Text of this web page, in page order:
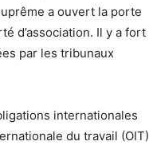
a ouvert la porte
d’association. Il y a fort
par les tribunaux
internationales
du travail (OIT)